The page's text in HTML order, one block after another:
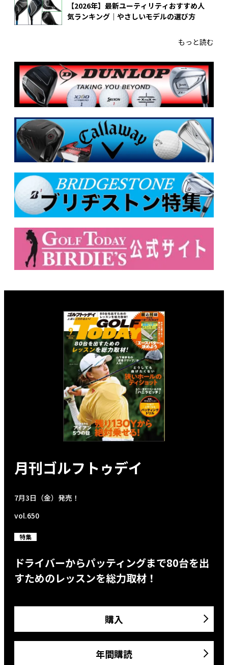
【2026年】最新ユーティリティおすすめ人
気ランキング｜やさしいモデルの選び方
もっと読む
月刊ゴルフトゥデイ
7月3日（金）発売！
vol.650
特集
ドライバーからパッティングまで80台を出
すためのレッスンを総力取材！
購入
年間購読